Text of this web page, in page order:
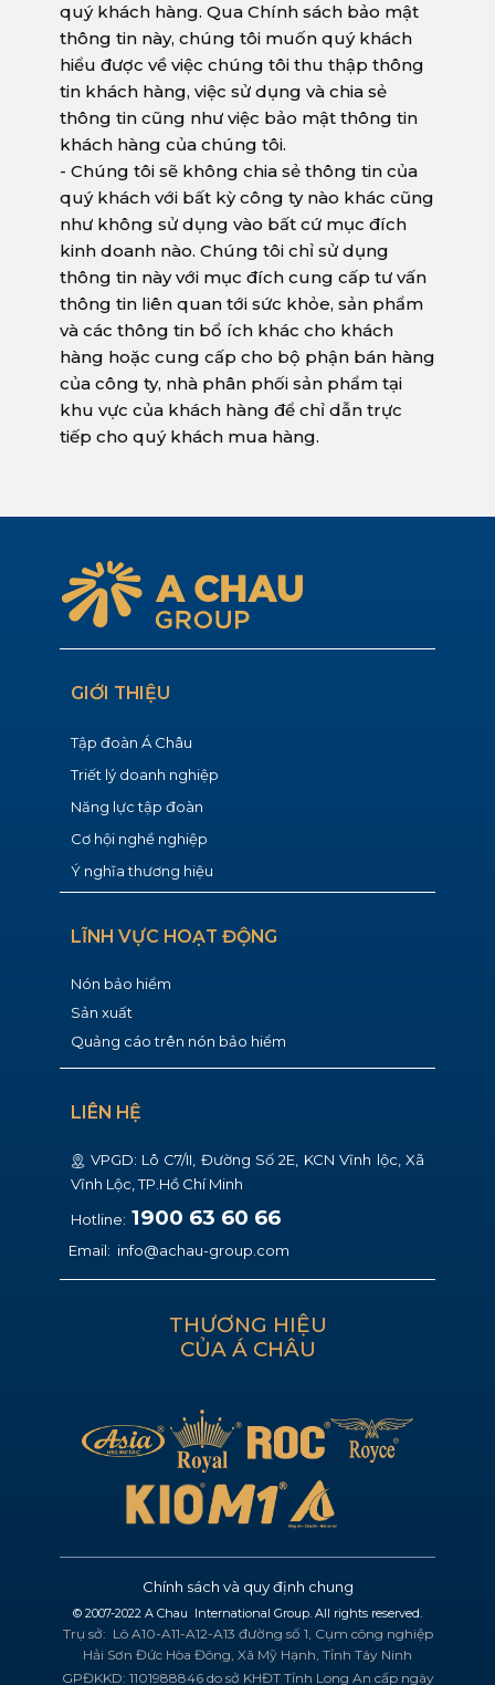
quý khách hàng. Qua Chính sách bảo mật
thông tin này, chúng tôi muốn quý khách
hiểu được về việc chúng tôi thu thập thông
tin khách hàng, việc sử dụng và chia sẻ
thông tin cũng như việc bảo mật thông tin
khách hàng của chúng tôi.
- Chúng tôi sẽ không chia sẻ thông tin của
quý khách với bất kỳ công ty nào khác cũng
như không sử dụng vào bất cứ mục đích
kinh doanh nào. Chúng tôi chỉ sử dụng
thông tin này với mục đích cung cấp tư vấn
thông tin liên quan tới sức khỏe, sản phẩm
và các thông tin bổ ích khác cho khách
hàng hoặc cung cấp cho bộ phận bán hàng
của công ty, nhà phân phối sản phẩm tại
khu vực của khách hàng để chỉ dẫn trực
tiếp cho quý khách mua hàng.
GIỚI THIỆU
Tập đoàn Á Châu
Triết lý doanh nghiệp
Năng lực tập đoàn
Cơ hội nghề nghiệp
Ý nghĩa thương hiệu
LĨNH VỰC HOẠT ĐỘNG
Nón bảo hiểm
Sản xuất
Quảng cáo trên nón bảo hiểm
LIÊN HỆ
VPGD: ​Lô C7/II, Đường Số 2E, KCN Vĩnh lộc, Xã
Vĩnh Lộc, TP.Hồ Chí Minh
Hotline: 1900 63 60 66
Email: info@achau-group.com
THƯƠNG HIỆU
CỦA Á CHÂU
Chính sách và quy định chung
© 2007-2022 A Chau ​ International Group. All rights reserved.
Trụ sở: ​Lô A10-A11-A12-A13 đường số 1, Cụm công nghiệp
Hải Sơn Đức Hòa Đông, Xã Mỹ Hạnh, Tỉnh Tây Ninh
GPĐKKD: 1101988846 do sở KHĐT Tỉnh Long An cấp ngày